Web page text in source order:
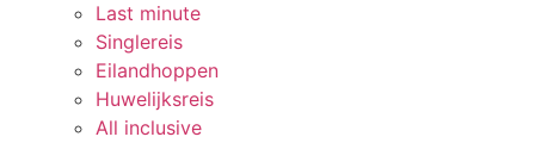
Last minute
Singlereis
Eilandhoppen
Huwelijksreis
All inclusive